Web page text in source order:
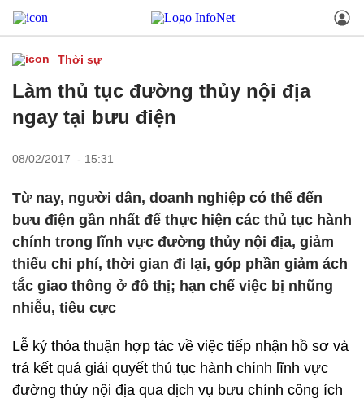
Thời sự
Làm thủ tục đường thủy nội địa
ngay tại bưu điện
08/02/2017 - 15:31
Từ nay, người dân, doanh nghiệp có thể đến
bưu điện gần nhất để thực hiện các thủ tục hành
chính trong lĩnh vực đường thủy nội địa, giảm
thiểu chi phí, thời gian đi lại, góp phần giảm ách
tắc giao thông ở đô thị; hạn chế việc bị nhũng
nhiễu, tiêu cực
Lễ ký thỏa thuận hợp tác về việc tiếp nhận hồ sơ và
trả kết quả giải quyết thủ tục hành chính lĩnh vực
đường thủy nội địa qua dịch vụ bưu chính công ích